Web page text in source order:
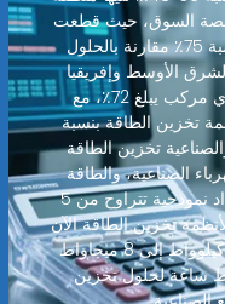
بنسبة 45٪ من حصة السوق، حيث قطعت
التصاميم المعيارية أوقات التثبيت بنسبة 75٪ مقارنة بالحلول
الأوسط وإفريقيا
أسرع المناطق نموًا بمعدل نمو سنوي مركب يبلغ 72٪، مع
تخزين الطاقة بنسبة
تخزين الطاقة
الصناعية، والطاقة
الاحتياطية للطوارئ، مع فترات استرداد نموذجية تتراوح من 5
لأنظمة تخزين الطاقة الآن
بأنظمة متكاملة بسعة تتراوح من 80 كيلوواط إلى 8 ميجاواط
كيلوواط ساعة لحلول تخزين